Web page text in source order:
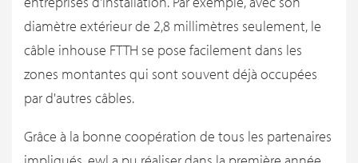
diamètre extérieur de 2,8 millimètres seulement, le
câble inhouse FTTH se pose facilement dans les
zones montantes qui sont souvent déjà occupées
par d'autres câbles.
Grâce à la bonne coopération de tous les partenaires